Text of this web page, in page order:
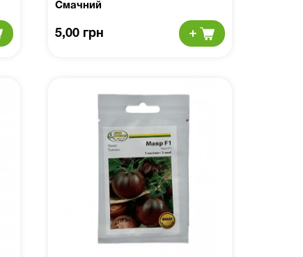
Смачний
5,00 грн